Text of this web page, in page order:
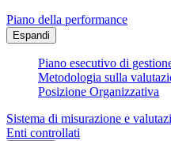
Piano della performance
Espandi
Piano esecutivo di
Metodologia sulla
Posizione Organizzativa
Sistema di misurazione e
Enti controllati